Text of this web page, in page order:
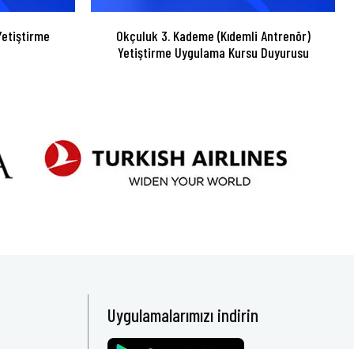
Okçuluk 3. Kademe (Kıdemli Antrenör)
Yetiştirme Uygulama Kursu Duyurusu
Uygulamalarımızı indirin